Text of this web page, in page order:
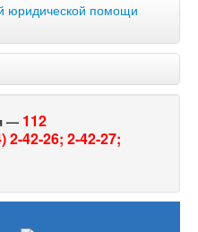
юридической помощи
— 112
2-42-26; 2-42-27;